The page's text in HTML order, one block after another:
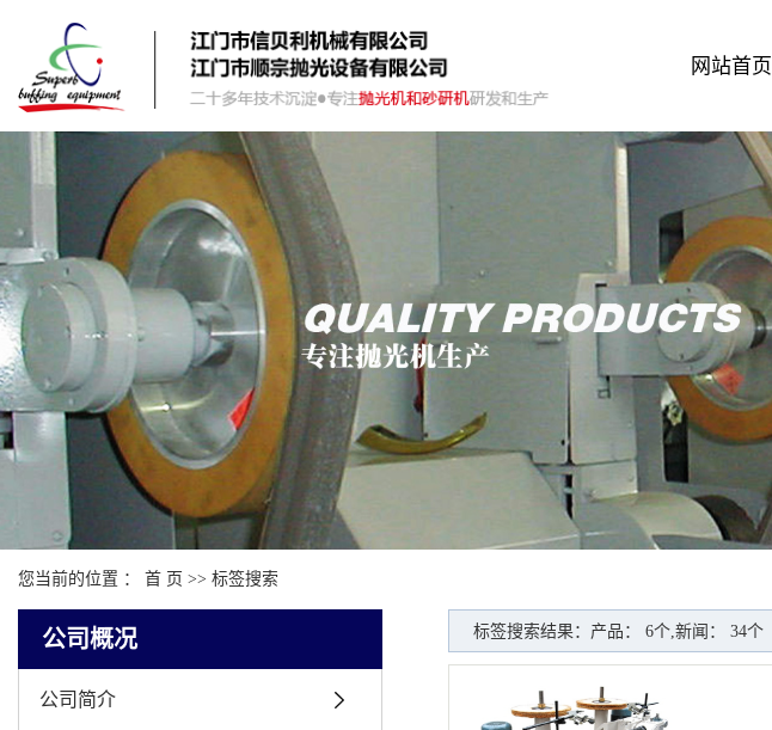
网站首页
您当前的位置 ： 首 页 >> 标签搜索
公司概况
公司简介
标签搜索结果：产品： 6个,新闻： 34个